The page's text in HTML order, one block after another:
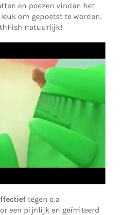
en poezen vinden het
om gepoetst te worden.
natuurlijk!
tegen o.a
een pijnlijk en geïrriteerd